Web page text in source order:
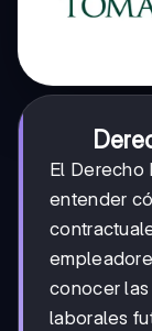
El Derecho
entender
conocer
laborales